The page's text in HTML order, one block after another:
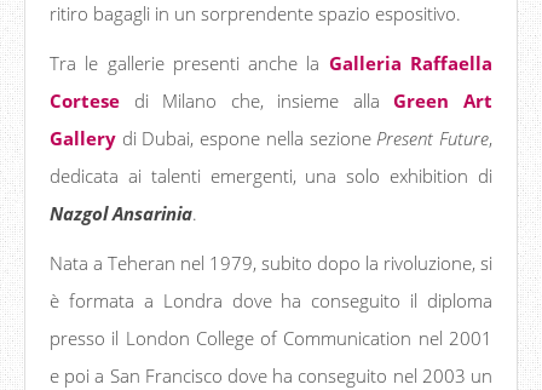
ritiro bagagli in un sorprendente spazio espositivo.
Tra le gallerie presenti anche la Galleria Raffaella
Cortese di Milano che, insieme allaGreenArt
Gallery di Dubai, espone nella sezionePresent Future,
dedicata ai talenti emergenti, una solo exhibition di
Nazgol Ansarinia.
Nata a Teheran nel 1979, subito dopo la rivoluzione, si
è formata a Londra dove ha conseguito il diploma
presso il London College of Communication nel 2001
e poi a San Francisco dove ha conseguito nel 2003 un